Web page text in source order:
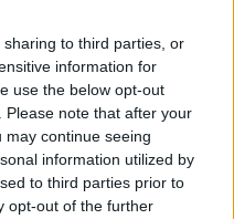
to third parties, or
information for
use the below opt-out
note that after your
continue seeing
information utilized by
to third parties prior to
opt-out of the further